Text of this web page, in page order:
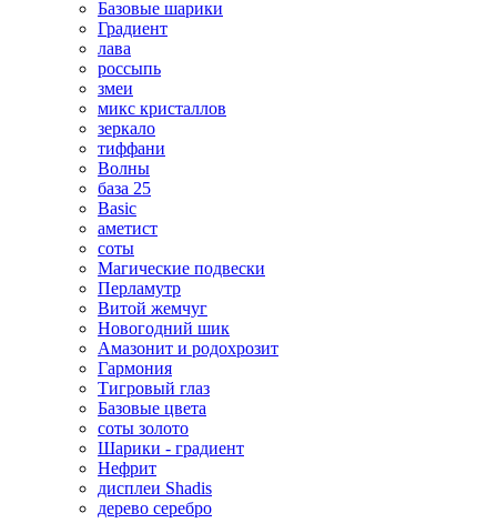
Базовые шарики
Градиент
лава
россыпь
змеи
микс кристаллов
зеркало
тиффани
Волны
база 25
Basic
аметист
соты
Магические подвески
Перламутр
Витой жемчуг
Новогодний шик
Амазонит и родохрозит
Гармония
Тигровый глаз
Базовые цвета
соты золото
Шарики - градиент
Нефрит
дисплеи Shadis
дерево серебро